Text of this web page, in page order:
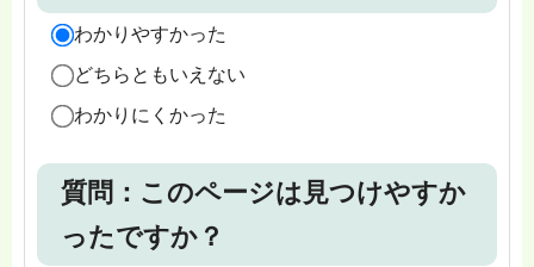
わかりやすかった
どちらともいえない
わかりにくかった
質問：このページは見つけやすか
ったですか？